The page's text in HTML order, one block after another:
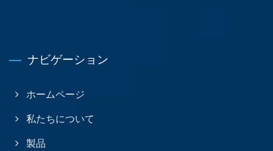
ナビゲーション
ホームページ
私たちについて
製品